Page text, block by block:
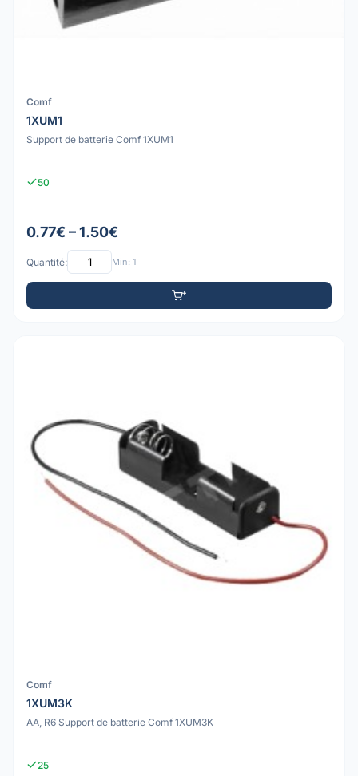
Comf
1XUM1
Support de batterie Comf 1XUM1
50
0.77€ – 1.50€
Quantité: Min: 1
Comf
1XUM3K
AA, R6 Support de batterie Comf 1XUM3K
25